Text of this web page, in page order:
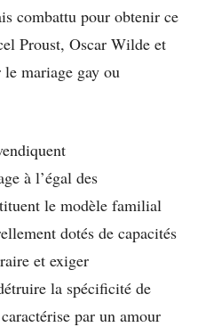
combattu pour obtenir ce
Proust, Oscar Wilde et
mariage gay ou
à l’égal des
le modèle familial
dotés de capacités
et exiger
la spécificité de
par un amour